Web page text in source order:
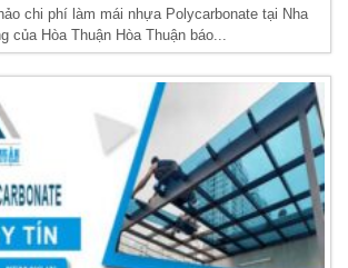
chi phí làm mái nhựa Polycarbonate tại Nha
của Hòa Thuận Hòa Thuận báo...